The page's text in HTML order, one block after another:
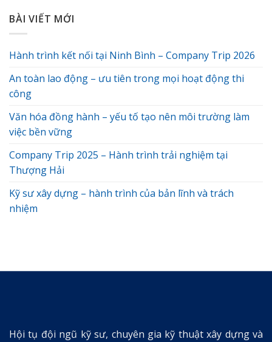
BÀI VIẾT MỚI
Hành trình kết nối tại Ninh Bình – Company Trip 2026
An toàn lao động – ưu tiên trong mọi hoạt động thi
công
Văn hóa đồng hành – yếu tố tạo nên môi trường làm
việc bền vững
Company Trip 2025 – Hành trình trải nghiệm tại
Thượng Hải
Kỹ sư xây dựng – hành trình của bản lĩnh và trách
nhiệm
Hội tụ đội ngũ kỹ sư, chuyên gia kỹ thuật xây dựng và